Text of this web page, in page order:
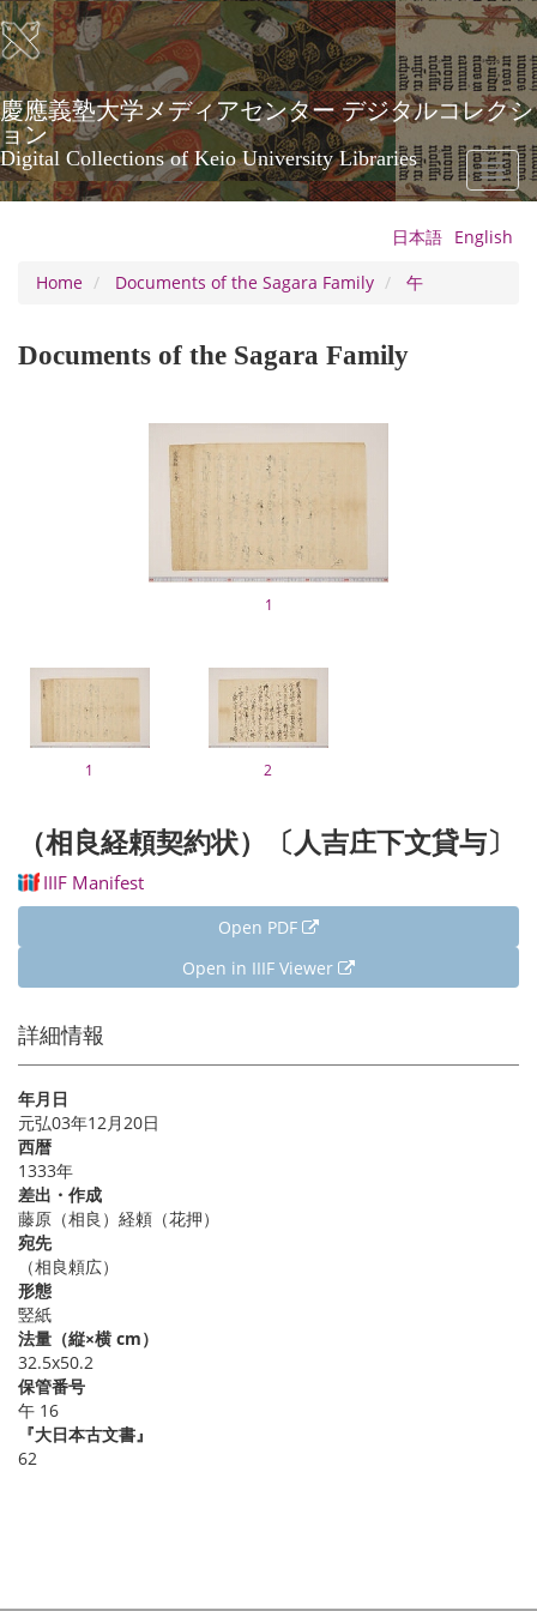
Skip
to
main
content
慶應義塾大学メディアセンター デジタルコレクシ
ョン
Digital Collections of Keio University Libraries
Toggle
日本語 English
Home
Documents of the Sagara Family 午
Documents of the Sagara Family
1
1 2
（相良経頼契約状）〔人吉庄下文貸与〕
IIIF Manifest
Open PDF
Open in IIIF Viewer
詳細情報
年月日
元弘03年12月20日
西暦
1333年
差出・作成
藤原（相良）経頼（花押）
宛先
（相良頼広）
形態
竪紙
法量（縦×横 cm）
32.5x50.2
保管番号
午 16
『大日本古文書』
62